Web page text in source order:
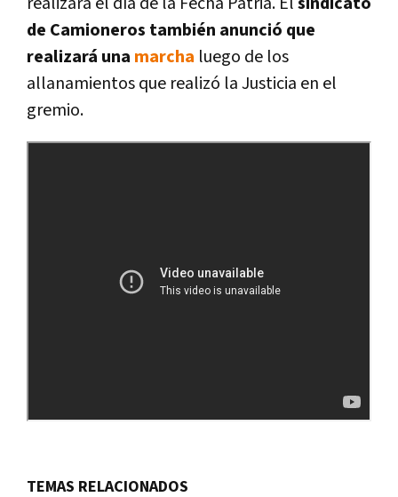
de Camioneros también anunció que
realizará una marcha luego de los
allanamientos que realizó la Justicia en el
gremio.
TEMAS RELACIONADOS